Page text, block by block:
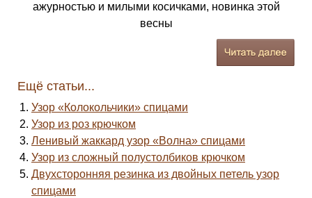
ажурностью и милыми косичками, новинка этой
весны
Ещё статьи...
Узор «Колокольчики» спицами
Узор из роз крючком
Ленивый жаккард узор «Волна» спицами
Узор из сложный полустолбиков крючком
Двухсторонняя резинка из двойных петель узор
спицами